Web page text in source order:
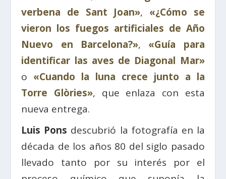
verbena de Sant Joan», «¿Cómo se
vieron los fuegos artificiales de Año
Nuevo en Barcelona?», «Guía para
identificar las aves de Diagonal Mar»
o «Cuando la luna crece junto a la
Torre Glòries», que enlaza con esta
nueva entrega.
Luis Pons descubrió la fotografía en la
década de los años 80 del siglo pasado
llevado tanto por su interés por el